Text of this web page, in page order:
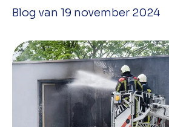
Blog van 19 november 2024